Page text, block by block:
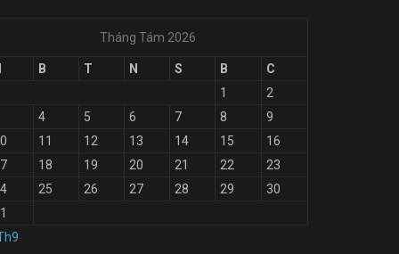
Tháng Tám 2026
B T N S B
C
1
2
4 5 6 7 8
9
11 12 13 14 15
16
18 19 20 21 22
23
25 26 27 28 29
30